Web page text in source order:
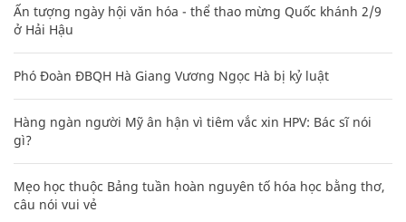
Ấn tượng ngày hội văn hóa - thể thao mừng Quốc khánh 2/9
ở Hải Hậu
Phó Đoàn ĐBQH Hà Giang Vương Ngọc Hà bị kỷ luật
Hàng ngàn người Mỹ ân hận vì tiêm vắc xin HPV: Bác sĩ nói
gì?
Mẹo học thuộc Bảng tuần hoàn nguyên tố hóa học bằng thơ,
câu nói vui vẻ